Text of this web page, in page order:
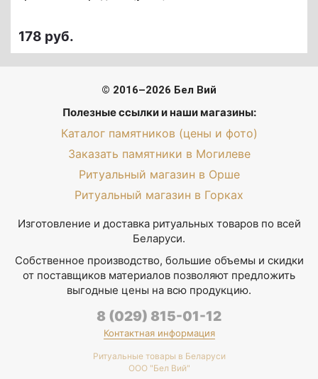
178 руб.
© 2016–2026 Бел Вий
Полезные ссылки и наши магазины:
Каталог памятников (цены и фото)
Заказать памятники в Могилеве
Ритуальный магазин в Орше
Ритуальный магазин в Горках
Изготовление и доставка ритуальных товаров по всей
Беларуси.
Собственное производство, большие объемы и скидки
от поставщиков материалов позволяют предложить
выгодные цены на всю продукцию.
8 (029) 815-01-12
Контактная информация
Ритуальные товары в Беларуси
ООО "Бел Вий"